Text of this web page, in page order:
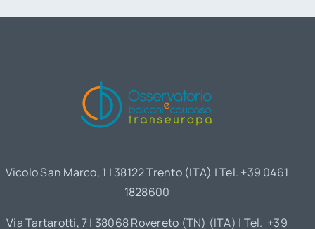
Vicolo San Marco, 1 | 38122 Trento (ITA) | Tel. +39 0461
1828600
Via Tartarotti, 7 | 38068 Rovereto (TN) (ITA) | Tel. +39